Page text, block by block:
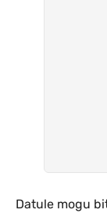
Datule mogu